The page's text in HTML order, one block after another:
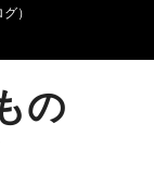
）
の